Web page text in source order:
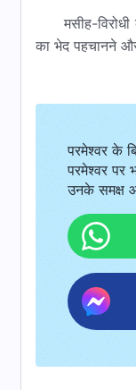
मसीह-
का भेद पहचानने
परमेश्वर के
परमेश्वर पर
उनके समक्ष